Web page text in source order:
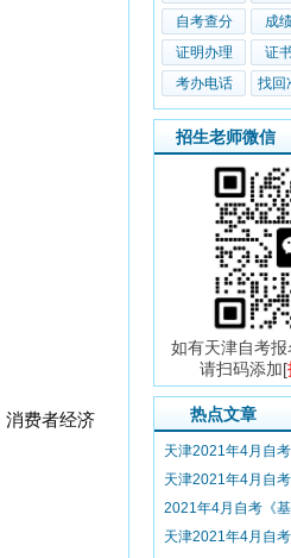
消费者经济
自考查分
成
证明办理
证
考办电话
找回
招生老师微信
如有天津自考
请扫码添加[
热点文章
天津2021年4月自
天津2021年4月自
2021年4月自考《
天津2021年4月自